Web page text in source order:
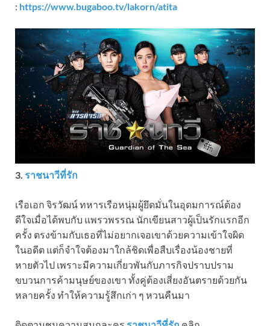
: https://www.bugaboo.tv/lakorn/atita
3. ราชนาวีที่รัก
เรือเอก จิรวัฒน์ ทหารเรือหนุ่มผู้ยึดมั่นในอุดมการณ์ต้อง
ดีใจเมื่อได้พบกับ แพรวพรรณ นักเขียนสาวผู้เป็นรักแรกอีก
ครั้ง ตรงข้ามกับเธอที่ไม่อยากเจอเขาด้วยความเข้าใจผิด
ในอดีต แต่ก็จำใจต้องมาใกล้ชิดเพื่อสืบเรื่องน้องชายที่
หายตัวไป เพราะมีความเกี่ยวพันกับภารกิจปราบปราม
ขบวนการค้ามนุษย์ของเขา ทั้งคู่ต้องเสี่ยงอันตรายด้วยกัน
หลายครั้ง ทำให้ความรู้สึกเก่า ๆ หวนคืนมา